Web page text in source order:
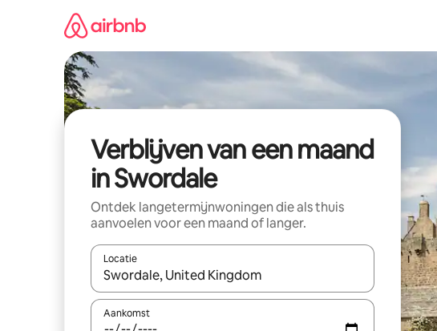
Verblijven van een maand
in Swordale
Ontdek langetermijnwoningen die als thuis
aanvoelen voor een maand of langer.
Locatie
Wanneer er resultaten beschikbaar zijn, maak je een keuze
Aankomst